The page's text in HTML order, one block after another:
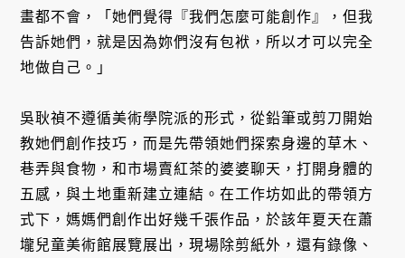
畫都不會，「她們覺得『我們怎麼可能創作』，但我
告訴她們，就是因為妳們沒有包袱，所以才可以完全
地做自己。」
吳耿禎不遵循美術學院派的形式，從鉛筆或剪刀開始
教她們創作技巧，而是先帶領她們探索身邊的草木、
巷弄與食物，和市場賣紅茶的婆婆聊天，打開身體的
五感，與土地重新建立連結。在工作坊如此的帶領方
式下，媽媽們創作出好幾千張作品，於該年夏天在蕭
壠兒童美術館展覽展出，現場除剪紙外，還有錄像、